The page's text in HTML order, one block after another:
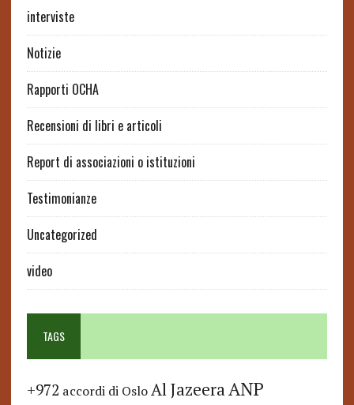
interviste
Notizie
Rapporti OCHA
Recensioni di libri e articoli
Report di associazioni o istituzioni
Testimonianze
Uncategorized
video
TAGS
+972 accordi di Oslo Al JazeeraANP